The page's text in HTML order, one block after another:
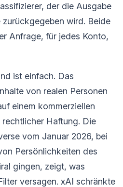
der die Ausgabe
wird. Beide
Anfrage, für jedes Konto,
ist einfach. Das
von realen Personen
einem kommerziellen
Haftung. Die
vom Januar 2026, bei
Persönlichkeiten des
gingen, zeigt, was
versagen. xAI schränkte